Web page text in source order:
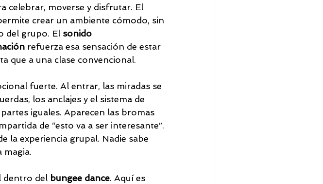
celebrar, moverse y disfrutar. El
crear un ambiente cómodo, sin
del grupo. El sonido
refuerza esa sensación de estar
que a una clase convencional.
fuerte. Al entrar, las miradas se
los anclajes y el sistema de
iguales. Aparecen las bromas
de “esto va a ser interesante”.
la experiencia grupal. Nadie sabe
magia.
dentro del bungee dance. Aquí es